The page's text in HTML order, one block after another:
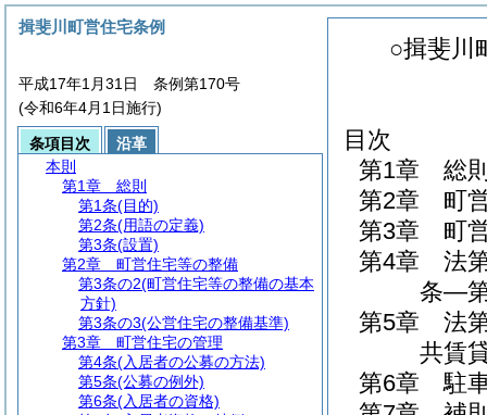
○揖斐川
目次
第1章
総
第2章
町
第3章
町
第4章
法
条―
第5章
法
共賃
第6章
駐
揖斐川町営住宅条例
平成17年1月31日 条例第170号
(令和6年4月1日施行)
条項目次
沿革
本則
第1章
総則
第1条(目的)
第2条(用語の定義)
第3条(設置)
第2章
町営住宅等の整備
第3条の2(町営住宅等の整備の基本
方針)
第3条の3(公営住宅の整備基準)
第3章
町営住宅の管理
第4条(入居者の公募の方法)
第5条(公募の例外)
第6条(入居者の資格)